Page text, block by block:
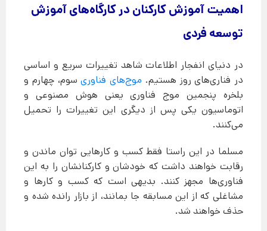
اهمیت آموزش کارکنان در کارگاه‌های آموزش
توسعه فردی
در دنیای انفجار اطلاعات شاهد تغییرات سریع و اساسی
در فناری‌های روز هستیم. موج‌های فناوریسوم، چهارم و
بلخره پنجمین موج فناوری یعنی هوش مصنوعی و
اتوماسیون یکی پس از دیگری این تغییرات را تحمیل
می‌کنند.
مسلما در این راستا فقط کسب و کارهایی توان ماندن و
رقابت خواهند داشت که خودشان و کارکنانشان را به این
فناوری‌ها مجهز کنند. بدیهی است که کسب و کارها و
مشاغلی که از این مسابقه جا بمانند، از بازار رانده شده و
حذف خواهند شد.